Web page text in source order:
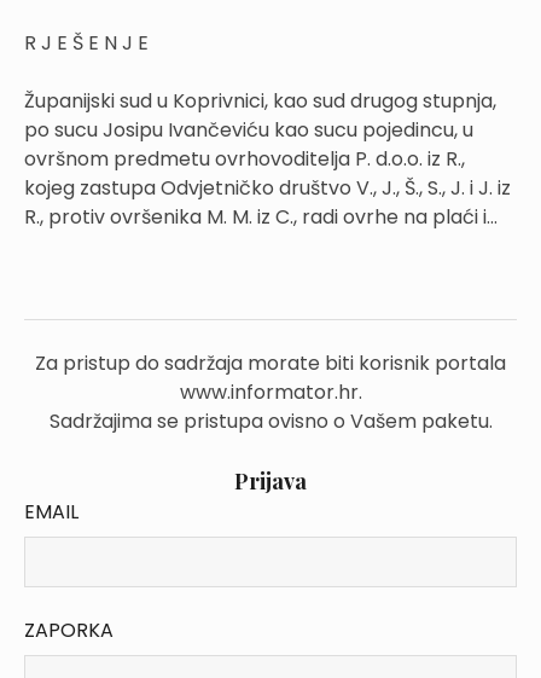
R J E Š E N J E
Županijski sud u Koprivnici, kao sud drugog stupnja,
po sucu Josipu Ivančeviću kao sucu pojedincu, u
ovršnom predmetu ovrhovoditelja P. d.o.o. iz R.,
kojeg zastupa Odvjetničko društvo V., J., Š., S., J. i J. iz
R., protiv ovršenika M. M. iz C., radi ovrhe na plaći i...
Za pristup do sadržaja morate biti korisnik portala
www.informator.hr.
Sadržajima se pristupa ovisno o Vašem paketu.
Prijava
EMAIL
ZAPORKA